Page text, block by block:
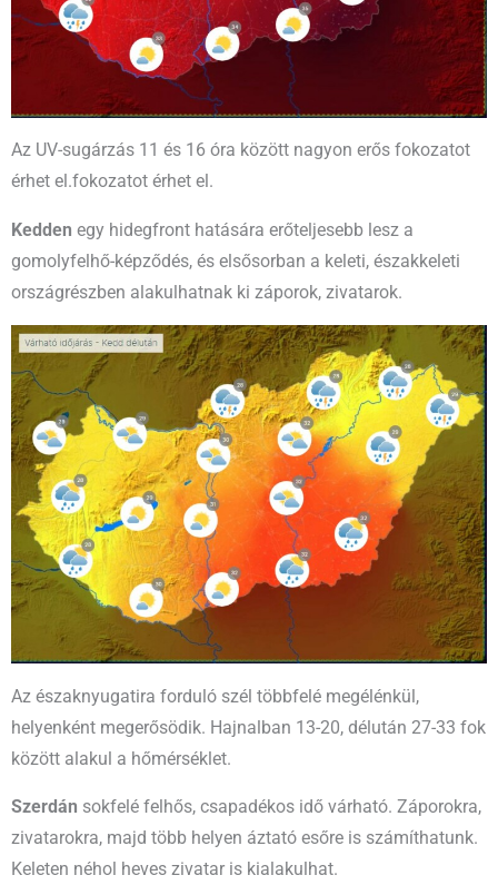
Az UV-sugárzás 11 és 16 óra között nagyon erős fokozatot
érhet el.fokozatot érhet el.
Kedden egy hidegfront hatására erőteljesebb lesz a
gomolyfelhő-képződés, és elsősorban a keleti, északkeleti
országrészben alakulhatnak ki záporok, zivatarok.
Az északnyugatira forduló szél többfelé megélénkül,
helyenként megerősödik. Hajnalban 13-20, délután 27-33 fok
között alakul a hőmérséklet.
Szerdán sokfelé felhős, csapadékos idő várható. Záporokra,
zivatarokra, majd több helyen áztató esőre is számíthatunk.
Keleten néhol heves zivatar is kialakulhat.